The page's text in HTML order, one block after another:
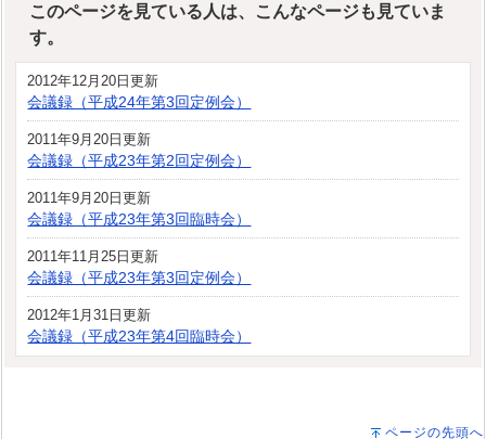
このページを見ている人は、こんなページも見ていま
す。
2012年12月20日更新
会議録（平成24年第3回定例会）
2011年9月20日更新
会議録（平成23年第2回定例会）
2011年9月20日更新
会議録（平成23年第3回臨時会）
2011年11月25日更新
会議録（平成23年第3回定例会）
2012年1月31日更新
会議録（平成23年第4回臨時会）
ページの先頭へ